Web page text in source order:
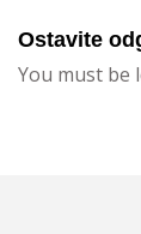
Ostavite
You must be